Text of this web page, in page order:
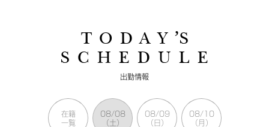
T O D A Y ’S
S C H E D U L E
出勤情報
在籍
一覧
08/08
（土）
08/09
（日）
08/10
（月）